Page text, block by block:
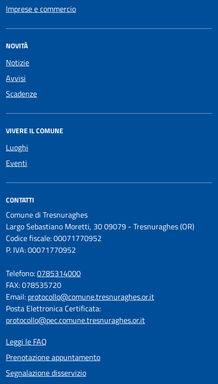
Imprese e commercio
NOVITÀ
Notizie
Avvisi
Scadenze
VIVERE IL COMUNE
Luoghi
Eventi
CONTATTI
Comune di Tresnuraghes
Largo Sebastiano Moretti, 30 09079 - Tresnuraghes (OR)
Codice fiscale: 00071770952
P. IVA: 00071770952
Telefono:0785314000
FAX: 078535720
Email: protocollo@comune.tresnuraghes.or.it
Posta Elettronica Certificata:
protocollo@pec.comune.tresnuraghes.or.it
Leggi le FAQ
Prenotazione appuntamento
Segnalazione disservizio